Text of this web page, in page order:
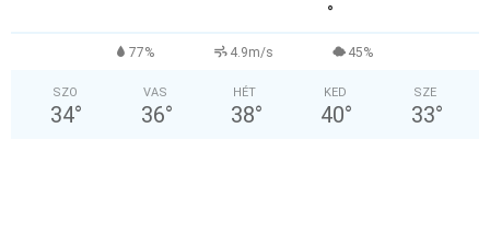
°
77% 4.9m/s 45%
SZO
34°
VAS
36°
HÉT
38°
KED
40°
SZE
33°